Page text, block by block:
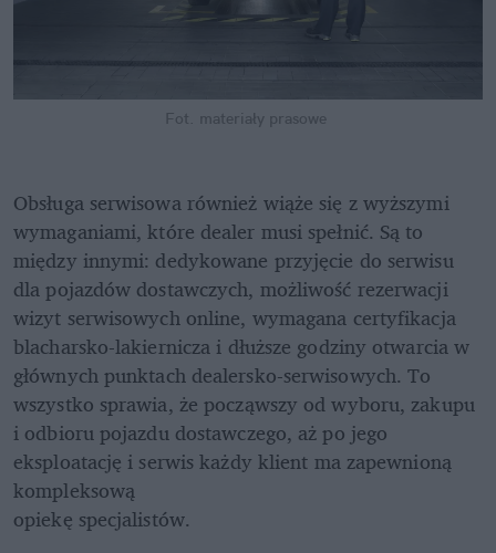
Fot. materiały prasowe
Obsługa serwisowa również wiąże się z wyższymi
wymaganiami, które dealer musi spełnić. Są to
między innymi: dedykowane przyjęcie do serwisu
dla pojazdów dostawczych, możliwość rezerwacji
wizyt serwisowych online, wymagana certyfikacja
blacharsko-lakiernicza i dłuższe godziny otwarcia w
głównych punktach dealersko-serwisowych. To
wszystko sprawia, że począwszy od wyboru, zakupu
i odbioru pojazdu dostawczego, aż po jego
eksploatację i serwis każdy klient ma zapewnioną
kompleksową
opiekę specjalistów.